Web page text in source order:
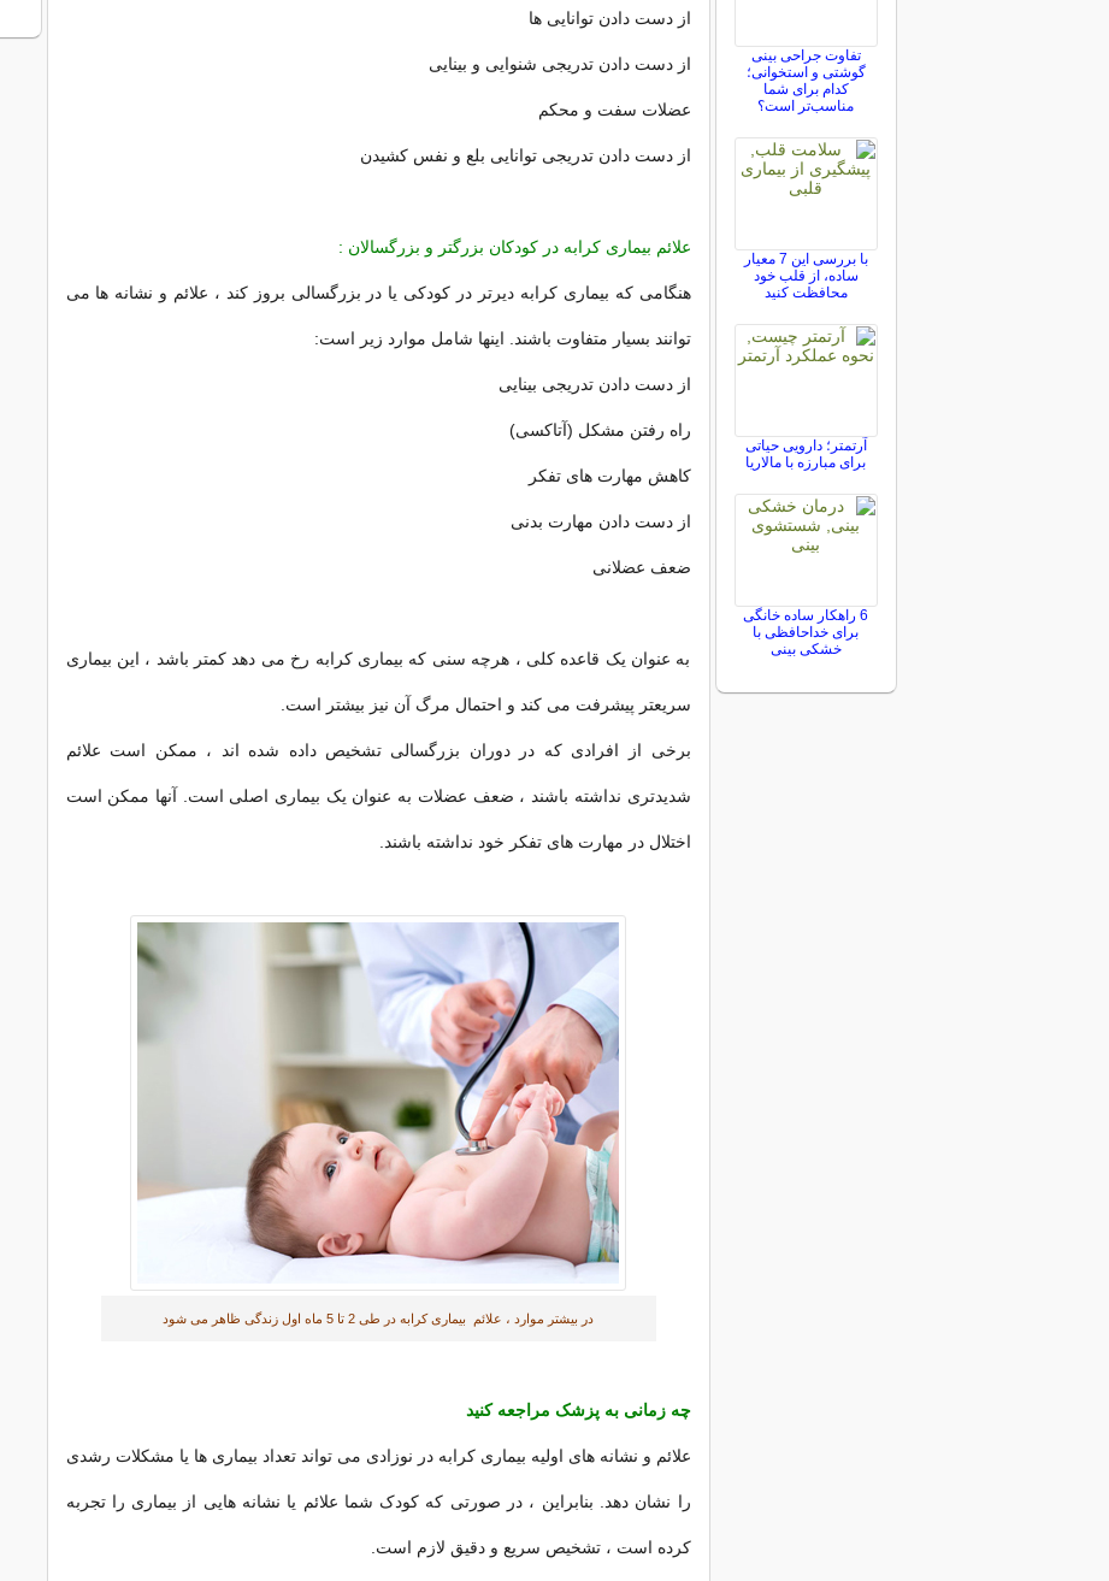
از دست دادن توانایی ها
از دست دادن تدریجی شنوایی و بینایی
عضلات سفت و محکم
از دست دادن تدریجی توانایی بلع و نفس کشیدن
علائم بیماری کرابه در کودکان بزرگتر و بزرگسالان :
هنگامی که بیماری کرابه دیرتر در کودکی یا در بزرگسالی بروز کند ، علائم و نشانه ها می
توانند بسیار متفاوت باشند. اینها شامل موارد زیر است:
از دست دادن تدریجی بینایی
راه رفتن مشکل (آتاکسی)
کاهش مهارت های تفکر
از دست دادن مهارت بدنی
ضعف عضلانی
به عنوان یک قاعده کلی ، هرچه سنی که بیماری کرابه رخ می دهد کمتر باشد ، این بیماری
سریعتر پیشرفت می کند و احتمال مرگ آن نیز بیشتر است.
برخی از افرادی که در دوران بزرگسالی تشخیص داده شده اند ، ممکن است علائم
شدیدتری نداشته باشند ، ضعف عضلات به عنوان یک بیماری اصلی است. آنها ممکن است
اختلال در مهارت های تفکر خود نداشته باشند.
در بیشتر موارد ، علائم بیماری کرابه در طی 2 تا 5 ماه اول زندگی ظاهر می شود
چه زمانی به پزشک مراجعه کنید
علائم و نشانه های اولیه بیماری کرابه در نوزادی می تواند تعداد بیماری ها یا مشکلات رشدی
را نشان دهد. بنابراین ، در صورتی که کودک شما علائم یا نشانه هایی از بیماری را تجربه
کرده است ، تشخیص سریع و دقیق لازم است.
تفاوت جراحی بینی
گوشتی و استخوانی؛
کدام برای شما
مناسب‌تر است؟
با بررسی این 7 معیار
ساده، از قلب خود
محافظت کنید
آرتمتر؛ دارویی حیاتی
برای مبارزه با مالاریا
6 راهکار ساده خانگی
برای خداحافظی با
خشکی بینی